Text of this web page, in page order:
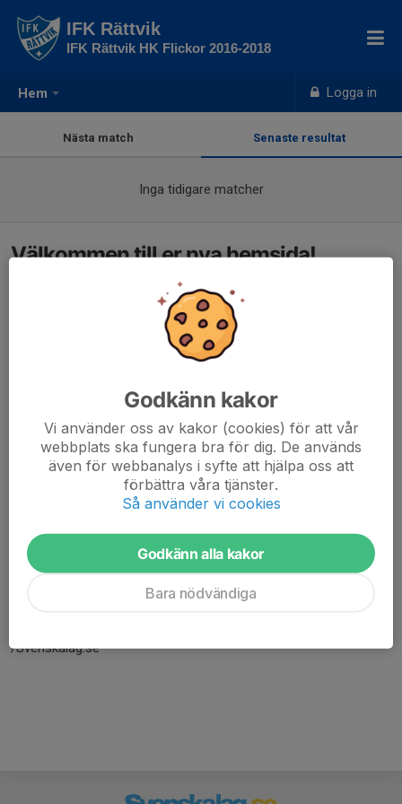
Hem Logga in
IFK Rättvik
IFK Rättvik HK Flickor 2016-2018
Nästa match Senaste resultat
Inga tidigare matcher
Välkommen till er nya hemsida!
Här hamnar automatiskt de senaste nyheterna på hemsidan. För
att kunna börja administrera hemsidan loggar du in högst upp till
/Svenskalag.se
Godkänn kakor
Vi använder oss av kakor (cookies) för att vår
webbplats ska fungera bra för dig. De används
även för webbanalys i syfte att hjälpa oss att
förbättra våra tjänster.
Så använder vi cookies
Godkänn alla kakor
Bara nödvändiga